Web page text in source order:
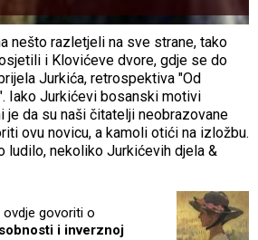
nešto razletjeli na sve strane, tako
i Klovićeve dvore, gdje se do
Jurkića, retrospektiva "Od
Iako Jurkićevi bosanski motivi
je da su naši čitatelji neobrazovane
ovu novicu, a kamoli otići na izložbu.
ludilo, nekoliko Jurkićevih djela &
govoriti o
i inverznoj